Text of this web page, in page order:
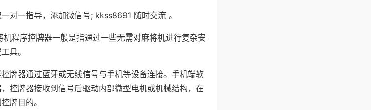
对一指导，添加微信号; kkss8691 随时交流 。
程序控牌器一般是指通过一些无需对麻将机进行复杂安
具。
牌器通过蓝牙或无线信号与手机等设备连接。手机端软
控牌器接收到信号后驱动内部微型电机或机械结构，在
牌目的。